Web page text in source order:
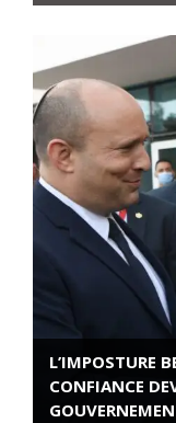
L’IMPOSTURE
CONFIANCE